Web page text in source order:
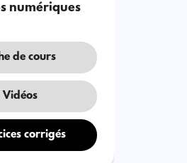
numériques
de cours
Vidéos
corrigés